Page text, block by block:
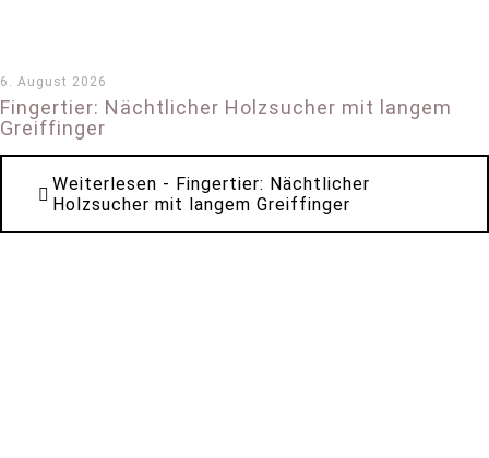
6. August 2026
Fingertier: Nächtlicher Holzsucher mit langem
Greiffinger
Weiterlesen - Fingertier: Nächtlicher
Holzsucher mit langem Greiffinger